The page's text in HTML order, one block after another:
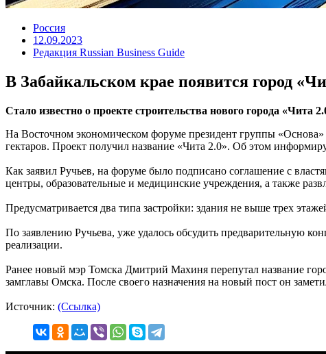
Россия
12.09.2023
Редакция Russian Business Guide
В Забайкальском крае появится город
Стало известно о проекте строительства нового города «Чита
На Восточном экономическом форуме президент группы
гектаров. Проект получил название «Чита 2.0». Об этом
Как заявил Ручьев, на форуме было подписано соглашение с
центры, образовательные и медицинские учреждения, а также
Предусматривается два типа застройки: здания не выше трех
По заявлению Ручьева, уже удалось обсудить предварительную
реализации.
Ранее новый мэр Томска Дмитрий Махиня перепутал название
замглавы Омска. После своего назначения на новый пост он
Источник: (Ссылка)